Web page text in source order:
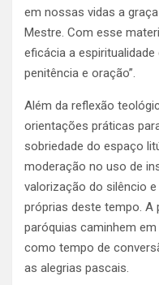
em nossas vidas a
Mestre. Com esse
eficácia a
penitência e oração”.
Além da reflexão
orientações práticas
sobriedade do espaço
moderação no uso de
valorização do silêncio
próprias deste tempo. A
paróquias caminhem
como tempo de
as alegrias pascais.